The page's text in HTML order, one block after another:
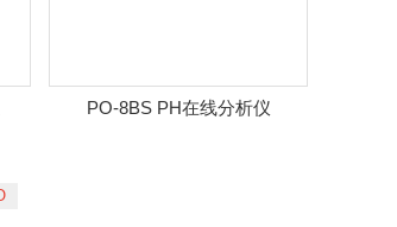
PO-8BS PH在线分析仪